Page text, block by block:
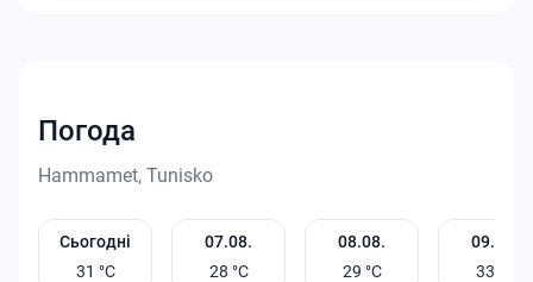
Погода
Hammamet, Tunisko
Сьогодні
31 °C
07.08.
28 °C
08.08.
29 °C
09.08.
33